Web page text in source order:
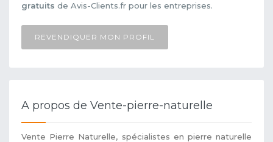
gratuits de Avis-Clients.fr pour les entreprises.
REVENDIQUER MON PROFIL
A propos de Vente-pierre-naturelle
Vente Pierre Naturelle, spécialistes en pierre naturelle